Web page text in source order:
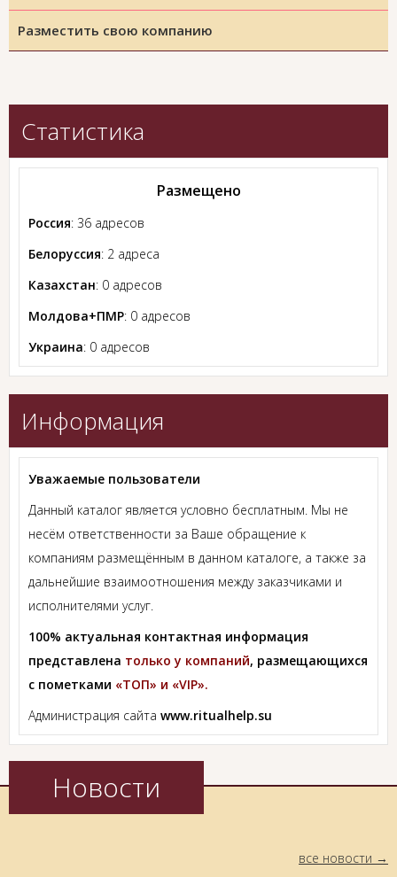
Разместить свою компанию
Статистика
Размещено
Россия: 36 адресов
Белоруссия: 2 адреса
Казахстан: 0 адресов
Молдова+ПМР: 0 адресов
Украина: 0 адресов
Информация
Уважаемые пользователи
Данный каталог является условно бесплатным. Мы не
несём ответственности за Ваше обращение к
компаниям размещённым в данном каталоге, а также за
дальнейшие взаимоотношения между заказчиками и
исполнителями услуг.
100% актуальная контактная информация
представлена только у компаний, размещающихся
с пометками «ТОП» и «VIP».
Администрация сайта www.ritualhelp.su
Новости
все новости